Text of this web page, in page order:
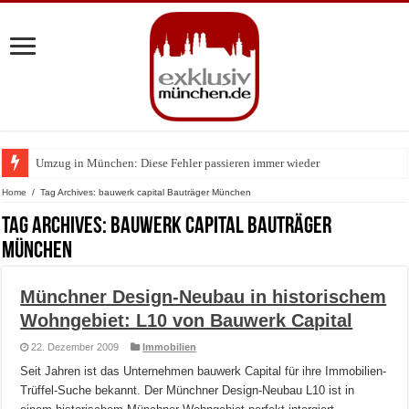
Umzug in München: Diese Fehler passieren immer wieder
Home / Tag Archives: bauwerk capital Bauträger München
Tag Archives: bauwerk capital Bauträger
München
Münchner Design-Neubau in historischem
Wohngebiet: L10 von Bauwerk Capital
22. Dezember 2009 Immobilien
Seit Jahren ist das Unternehmen bauwerk Capital für ihre Immobilien-
Trüffel-Suche bekannt. Der Münchner Design-Neubau L10 ist in